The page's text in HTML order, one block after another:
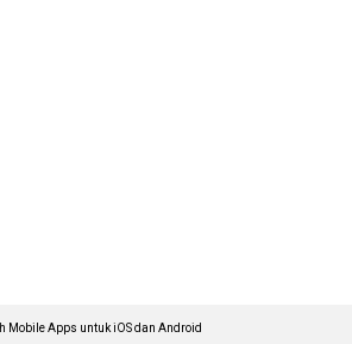
Mobile Apps untuk iOS dan Android